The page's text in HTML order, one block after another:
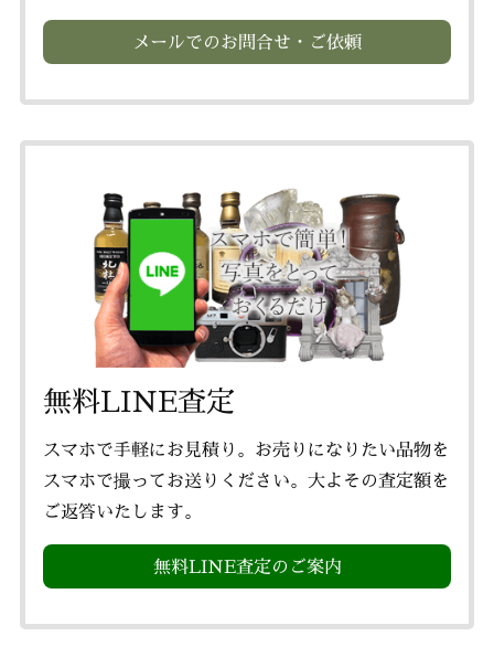
メールでのお問合せ・ご依頼
無料LINE査定
スマホで手軽にお見積り。お売りになりたい品物を
スマホで撮ってお送りください。大よその査定額を
ご返答いたします。
無料LINE査定のご案内